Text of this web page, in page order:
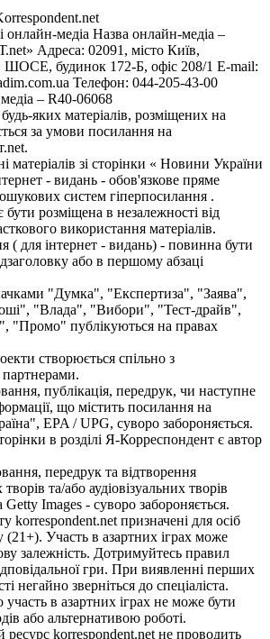
онлайн-медіа Назва онлайн-медіа –
Адреса: 02091, місто Київ,
будинок 172-Б, офіс 208/1 E-mail:
Телефон: 044-205-43-00
– R40-06068
яких матеріалів, розміщених на
за умови посилання на
матеріалів зі сторінки « Новини України
- видань - обов'язкове пряме
систем гіперпосилання .
розміщена в незалежності від
використання матеріалів.
( для інтернет - видань) - повинна бути
або в першому абзаці
"Думка", "Експертиза", "Заява",
"Влада", "Вибори", "Тест-драйв",
"Промо" публікуються на правах
створюється спільно з
публікація, передрук, чи наступне
що містить посилання на
EPA / UPG, суворо забороняється.
в розділі Я-Корреспондент є автор
передрук та відтворення
та/або аудіовізуальних творів
Images - суворо забороняється.
korrespondent.net призначені для осіб
(21+). Участь в азартних іграх може
залежність. Дотримуйтесь правил
гри. При виявленні перших
негайно зверніться до спеціаліста.
в азартних іграх не може бути
або альтернативою роботі.
ресурс korrespondent.net не проводить